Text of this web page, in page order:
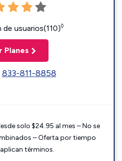
usuarios(110)◊
Planes
833-811-8858
solo $24.95 al mes – No se
– Oferta por tiempo
términos.